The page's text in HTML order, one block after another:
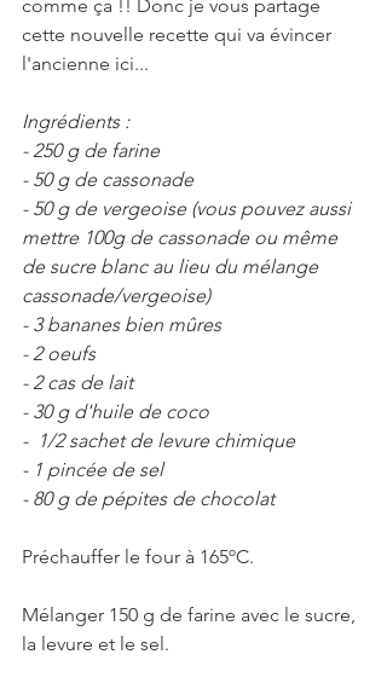
comme ça !! Donc je vous partage
cette nouvelle recette qui va évincer
l'ancienne ici...
Ingrédients :
- 250 g de farine
- 50 g de cassonade
- 50 g de vergeoise (vous pouvez aussi
mettre 100g de cassonade ou même
de sucre blanc au lieu du mélange
cassonade/vergeoise)
- 3 bananes bien mûres
- 2 oeufs
- 2 cas de lait
- 30 g d'huile de coco
-  1/2 sachet de levure chimique
- 1 pincée de sel
- 80 g de pépites de chocolat
Préchauffer le four à 165ºC.
Mélanger 150 g de farine avec le sucre,
la levure et le sel.